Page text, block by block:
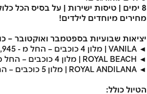
8 ימים | טיסות ישירות | על בסיס הכל
מחירים מיוחדים לילדים!
יציאות שבועיות בספטמבר ואוקטובר –
◄
◄
◄
הטיול כולל: